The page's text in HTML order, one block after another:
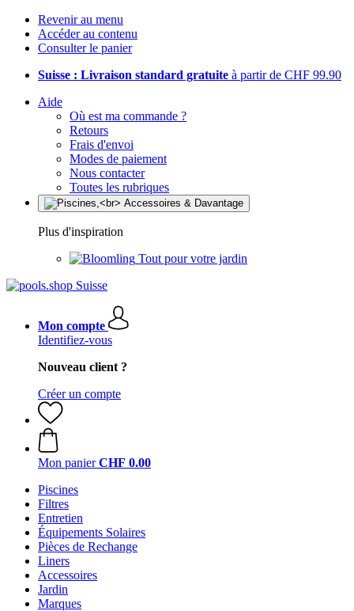
Revenir au menu
Accéder au contenu
Consulter le panier
Suisse : Livraison standard gratuite à partir de CHF 99.90
Aide
Où est ma commande ?
Retours
Frais d'envoi
Modes de paiement
Nous contacter
Toutes les rubriques
Plus d'inspiration
Tout pour votre jardin
Mon compte
Identifiez-vous
Nouveau client ?
Créer un compte
Mon panier CHF 0.00
Piscines
Filtres
Entretien
Équipements Solaires
Pièces de Rechange
Liners
Accessoires
Jardin
Marques